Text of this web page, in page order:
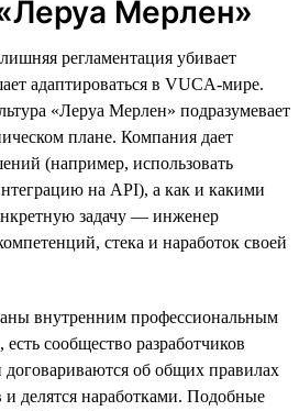
Мерлен»
регламентация убивает
адаптироваться в VUCA-мире.
«Леруа Мерлен» подразумевает
плане. Компания дает
(например, использовать
на API), а как и какими
задачу — инженер
стека и наработок своей
внутренним профессиональным
сообщество разработчиков
договариваются об общих правилах
делятся наработками. Подобные